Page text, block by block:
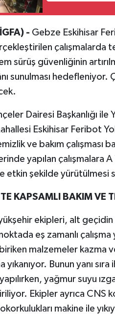
- Gebze Eskihisar
çalışmalarda
sürüş güvenliğinin
sunulması
Dairesi Başkanlığı
Eskihisar Feribot
ve bakım çalışması
yapılan çalışmalara
etkin şekilde yürütülmesi
KAPSAMLI BAKIM VE
ekipleri, alt
eş zamanlı
malzemeler kazma
yıkanıyor. Bunun yanı
yapılırken, yağmur suyu
Ekipler ayrıca CNS
makine ile